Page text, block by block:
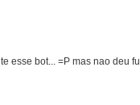
esse bot... =P mas nao deu